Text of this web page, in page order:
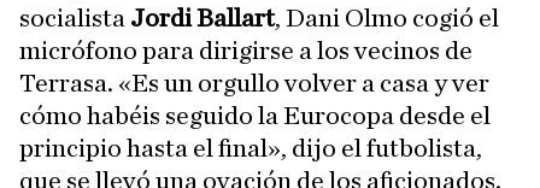
socialista Jordi Ballart, Dani Olmo cogió el
micrófono para dirigirse a los vecinos de
Terrasa. «Es un orgullo volver a casa y ver
cómo habéis seguido la Eurocopa desde el
principio hasta el final», dijo el futbolista,
que se llevó una ovación de los aficionados.